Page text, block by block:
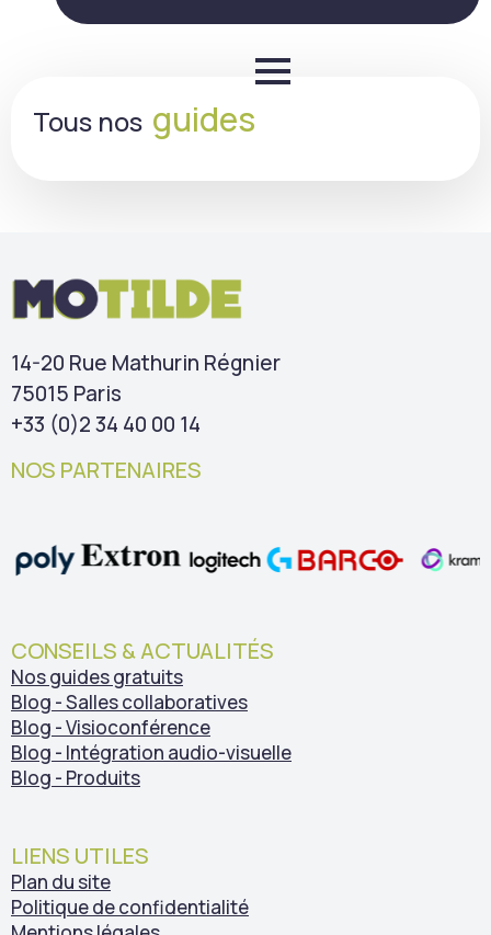
Tous nos guides
14-20 Rue Mathurin Régnier
75015 Paris
+33 (0)2 34 40 00 14
NOS PARTENAIRES
CONSEILS & ACTUALITÉS
Nos guides gratuits
Blog - Salles collaboratives
Blog - Visioconférence
Blog - Intégration audio-visuelle
Blog - Produits
LIENS UTILES
Plan du site
Politique de confidentialité